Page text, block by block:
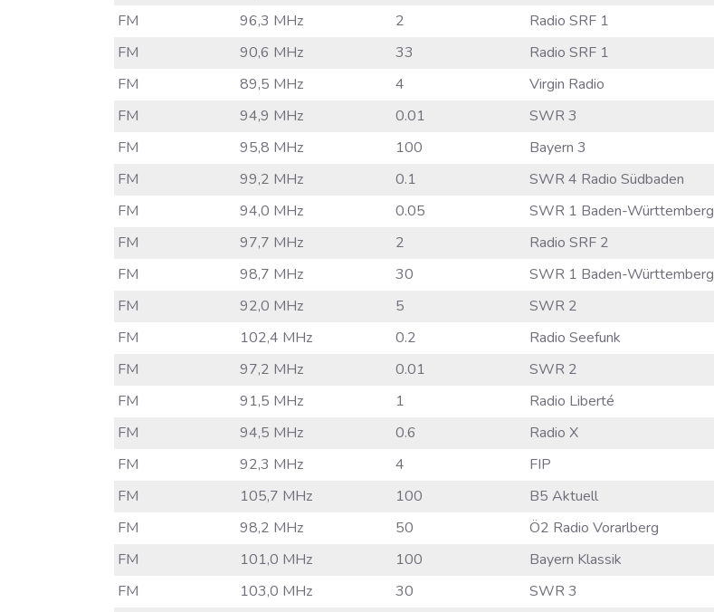
FM
96,3 MHz 2
Radio SRF 1
FM
90,6 MHz 33
Radio SRF 1
FM
89,5 MHz 4
Virgin Radio
FM
94,9 MHz 0.01
SWR 3
FM
95,8 MHz 100
Bayern 3
FM
99,2 MHz 0.1
SWR 4 Radio Südbaden
FM
94,0 MHz 0.05
SWR 1 Baden-Württemberg
FM
97,7 MHz 2
Radio SRF 2
FM
98,7 MHz 30
SWR 1 Baden-Württemberg
FM
92,0 MHz 5
SWR 2
FM
102,4 MHz 0.2
Radio Seefunk
FM
97,2 MHz 0.01
SWR 2
FM
91,5 MHz 1
Radio Liberté
FM
94,5 MHz 0.6
Radio X
FM
92,3 MHz 4
FIP
FM
105,7 MHz 100
B5 Aktuell
FM
98,2 MHz 50
Ö2 Radio Vorarlberg
FM
101,0 MHz 100
Bayern Klassik
FM
103,0 MHz 30
SWR 3